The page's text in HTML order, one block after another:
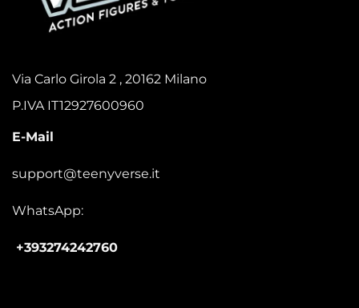
Via Carlo Girola 2 , 20162 Milano
P.IVA IT12927600960
E-Mail
support@teenyverse.it
WhatsApp:
+393274242760